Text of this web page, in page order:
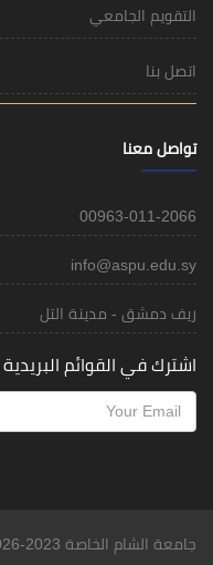
التقويم الجامعي
اتصل بنا
تواصل معنا
00963-011-2066
info@aspu.edu.sy
ريف دمشق - مدينة التل
اشترك في القوائم البريدية
جامعة الشام الخاصة 2023-2026 © جميع الحقوق محفوظة